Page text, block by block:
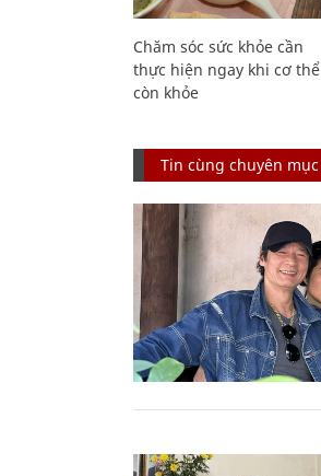
Chăm sóc sức khỏe cần
thực hiện ngay khi cơ thể
còn khỏe
Tin cùng chuyên mục